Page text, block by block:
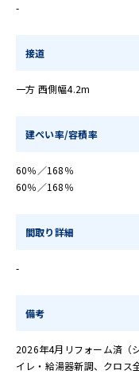
-
接道
一方 西側幅4.2m
建ぺい率/容積率
60％／168％
60％／168％
間取り詳細
-
備考
2026年4月リフォーム済（
イレ・給湯器新調、クロス